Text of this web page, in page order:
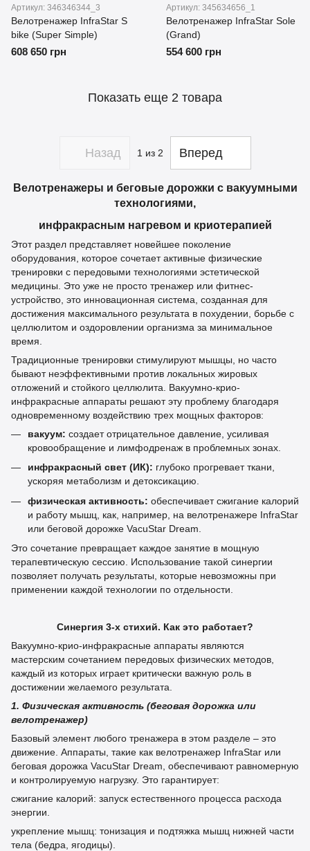
Артикул: 346346344_3
Велотренажер InfraStar S
bike (Super Simple)
608 650 грн
Артикул: 345634656_1
Велотренажер InfraStar Sole
(Grand)
554 600 грн
Показать еще 2 товара
Назад 1 из 2 Вперед
Велотренажеры и беговые дорожки с вакуумными
технологиями,
инфракрасным нагревом и криотерапией
Этот раздел представляет новейшее поколение
оборудования, которое сочетает активные физические
тренировки с передовыми технологиями эстетической
медицины. Это уже не просто тренажер или фитнес-
устройство, это инновационная система, созданная для
достижения максимального результата в похудении, борьбе с
целлюлитом и оздоровлении организма за минимальное
время.
Традиционные тренировки стимулируют мышцы, но часто
бывают неэффективными против локальных жировых
отложений и стойкого целлюлита. Вакуумно-крио-
инфракрасные аппараты решают эту проблему благодаря
одновременному воздействию трех мощных факторов:
вакуум: создает отрицательное давление, усиливая
кровообращение и лимфодренаж в проблемных зонах.
инфракрасный свет (ИК): глубоко прогревает ткани,
ускоряя метаболизм и детоксикацию.
физическая активность: обеспечивает сжигание калорий
и работу мышц, как, например, на велотренажере InfraStar
или беговой дорожке VacuStar Dream.
Это сочетание превращает каждое занятие в мощную
терапевтическую сессию. Использование такой синергии
позволяет получать результаты, которые невозможны при
применении каждой технологии по отдельности.
Синергия 3-х стихий. Как это работает?
Вакуумно-крио-инфракрасные аппараты являются
мастерским сочетанием передовых физических методов,
каждый из которых играет критически важную роль в
достижении желаемого результата.
1. Физическая активность (беговая дорожка или
велотренажер)
Базовый элемент любого тренажера в этом разделе – это
движение. Аппараты, такие как велотренажер InfraStar или
беговая дорожка VacuStar Dream, обеспечивают равномерную
и контролируемую нагрузку. Это гарантирует:
сжигание калорий: запуск естественного процесса расхода
энергии.
укрепление мышц: тонизация и подтяжка мышц нижней части
тела (бедра, ягодицы).